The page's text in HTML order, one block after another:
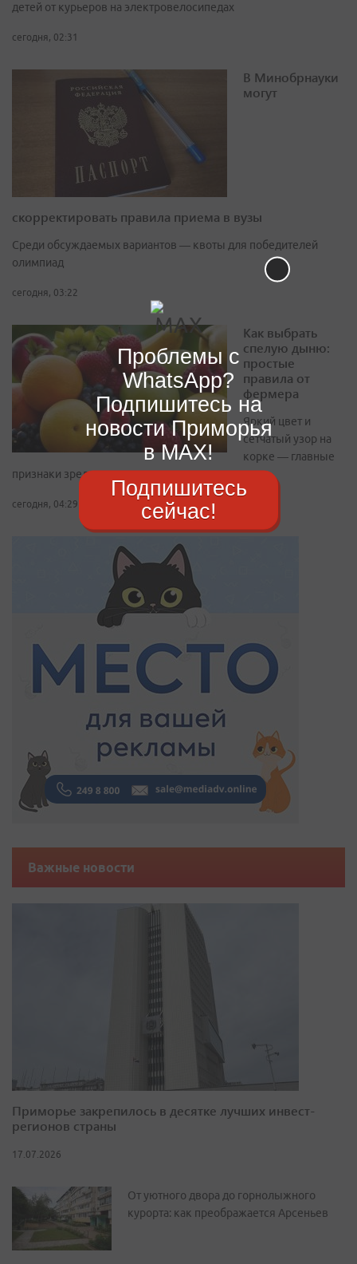
детей от курьеров на электровелосипедах
сегодня, 02:31
В Минобрнауки
могут
скорректировать правила приема в вузы
Среди обсуждаемых вариантов — квоты для победителей
олимпиад
сегодня, 03:22
Как выбрать
спелую дыню:
простые
правила от
фермера
Яркий цвет и
сетчатый узор на
корке — главные
признаки зрелости
сегодня, 04:29
Важные новости
Приморье закрепилось в десятке лучших инвест-
регионов страны
17.07.2026
От уютного двора до горнолыжного
курорта: как преображается Арсеньев
Проблемы с
WhatsApp?
Подпишитесь на
новости Приморья
в MAX!
Подпишитесь
сейчас!